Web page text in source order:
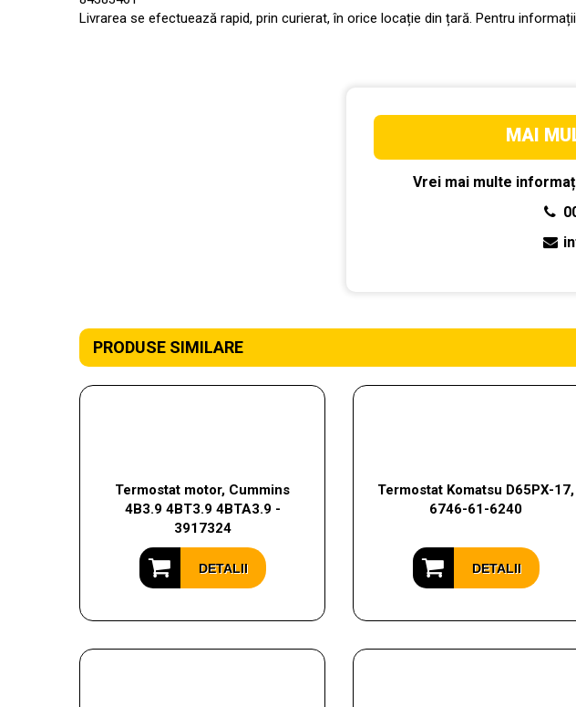
Livrarea se efectuează rapid, prin curierat, în orice locație din țară. Pentru
MAI
Vrei mai multe
PRODUSE SIMILARE
Termostat motor, Cummins
4B3.9 4BT3.9 4BTA3.9 -
3917324
DETALII
Termostat Komatsu D65PX-17,
6746-61-6240
DETALII